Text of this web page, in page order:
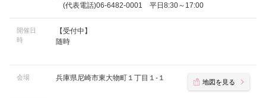
(代表電話)06-6482-0001 平日8:30～17:00
開催日
時
【受付中】
随時
会場 兵庫県尼崎市東大物町１丁目１-１ 地図を見る